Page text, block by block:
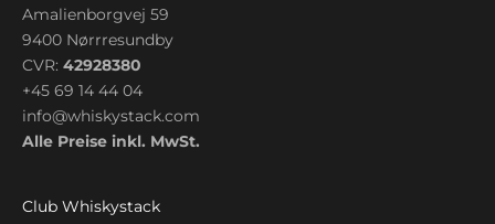
Amalienborgvej 59
9400 Nørrresundby
CVR: 42928380
+45 69 14 44 04
info@whiskystack.com
Alle Preise inkl. MwSt.
Club Whiskystack